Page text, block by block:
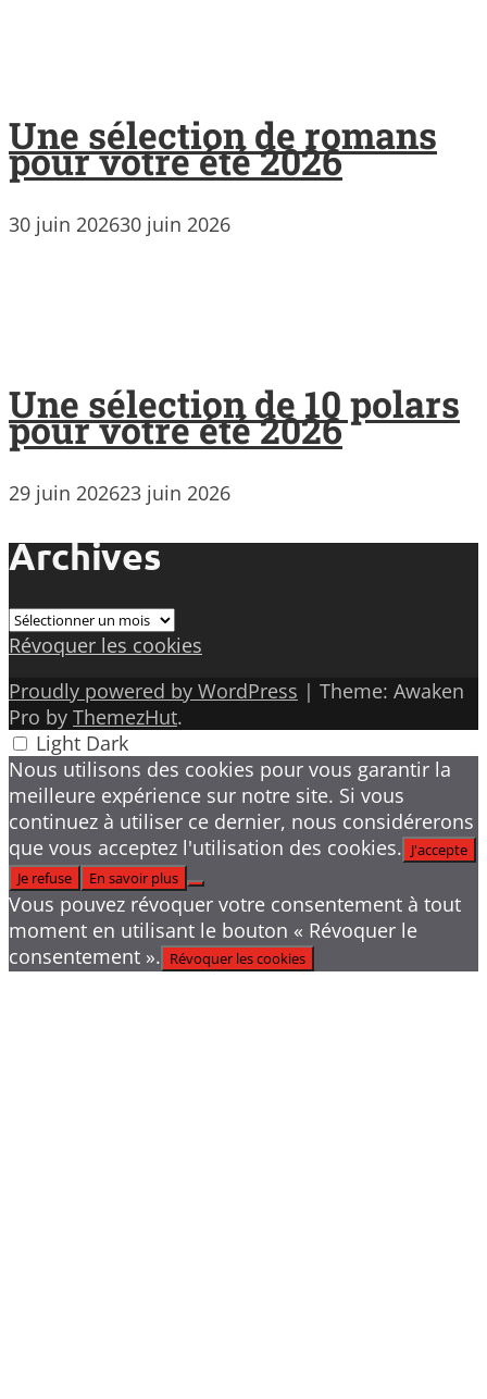
Une sélection de romans
pour votre été 2026
30 juin 202630 juin 2026
Une sélection de 10 polars
pour votre été 2026
29 juin 202623 juin 2026
Archives
Archives
Révoquer les cookies
Proudly powered by WordPress | Theme: Awaken
Pro by ThemezHut.
Light Dark
Nous utilisons des cookies pour vous garantir la
meilleure expérience sur notre site. Si vous
continuez à utiliser ce dernier, nous considérerons
que vous acceptez l'utilisation des cookies. J'accepte
Je refuse
En savoir plus
Vous pouvez révoquer votre consentement à tout
moment en utilisant le bouton « Révoquer le
consentement ». Révoquer les cookies